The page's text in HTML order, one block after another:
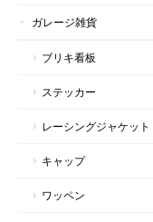
ガレージ雑貨
ブリキ看板
ステッカー
レーシングジャケット
キャップ
ワッペン